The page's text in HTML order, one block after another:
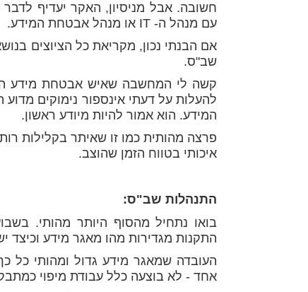
חשובה. אבל מניסיון, האקר יעדיף
עם מנהל ה- IT או מנהל אבטחת המידע.
אם הבנתי נכון, מקריאת כל הציוצים
שב"ס.
קשה לי המחשבה שאיש אבטחת מידע
להעלות על דעתי אינספור נימוקים
המידע. הוא אמור להיות מיודע ראשון.
פרצה מהותית כמו זו שאיתר בקלילות
איכותי בטווח הזמן שהוצב.
התנהלות שב"ס:
בואו נתחיל מהסוף היותר מהותי.
התקנות מגדירות מהו מאגר מידע וכיצד
העובדה שמאגר מידע גדול ומהותי כל
אחד - לא בוצעה כלל עבודת מיפוי